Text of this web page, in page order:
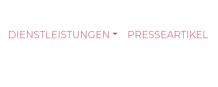
DIENSTLEISTUNGEN PRESSEARTIKEL